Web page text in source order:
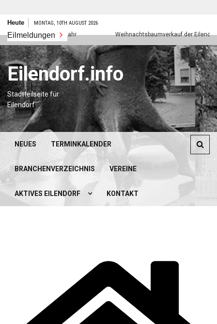
Zum
springen
Heute MONTAG, 10TH AUGUST 2026
Eilmeldungen
Frohes neues Jahr Weihnachtsbaumverkauf der Eilendorfer
Eilendorf.info
Stadtteilseite für
Eilendorf
NEUES TERMINKALENDER
BRANCHENVERZEICHNIS VEREINE
AKTIVES EILENDORF KONTAKT